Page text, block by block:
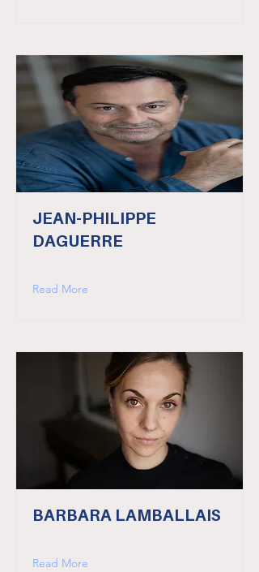
JEAN-PHILIPPE
DAGUERRE
Read More
BARBARA LAMBALLAIS
Read More